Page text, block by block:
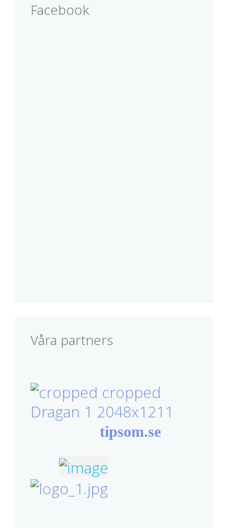
Facebook
Våra partners
tipsom.se